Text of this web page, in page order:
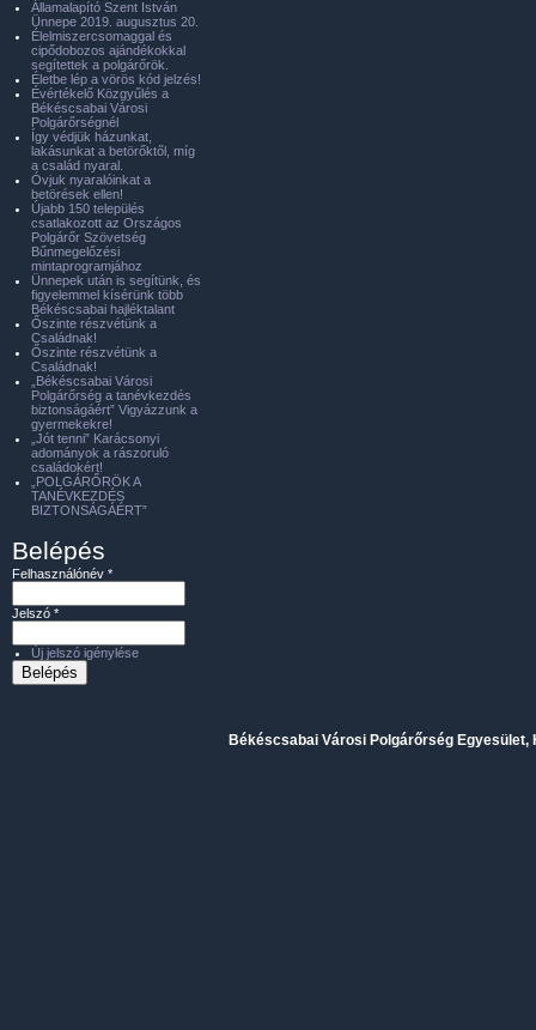
Államalapító Szent István
Ünnepe 2019. augusztus 20.
Élelmiszercsomaggal és
cipődobozos ajándékokkal
segítettek a polgárőrök.
Életbe lép a vörös kód jelzés!
Évértékelő Közgyűlés a
Békéscsabai Városi
Polgárőrségnél
Így védjük házunkat,
lakásunkat a betörőktől, míg
a család nyaral.
Óvjuk nyaralóinkat a
betörések ellen!
Újabb 150 település
csatlakozott az Országos
Polgárőr Szövetség
Bűnmegelőzési
mintaprogramjához
Ünnepek után is segítünk, és
figyelemmel kísérünk több
Békéscsabai hajléktalant
Őszinte részvétünk a
Családnak!
Őszinte részvétünk a
Családnak!
„Békéscsabai Városi
Polgárőrség a tanévkezdés
biztonságáért” Vigyázzunk a
gyermekekre!
„Jót tenni” Karácsonyi
adományok a rászoruló
családokért!
„POLGÁRŐRÖK A
TANÉVKEZDÉS
BIZTONSÁGÁÉRT”
Belépés
Felhasználónév *
Jelszó *
Új jelszó igénylése
Békéscsabai Városi Polgárőrség Egyesület,